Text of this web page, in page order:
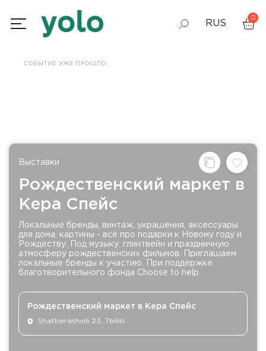
RUS
0
СОБЫТИЕ УЖЕ ПРОШЛО
Выставки
Рождественский маркет в
Кера Спейс
Локальные бренды, винтаж, украшения, аксессуары
для дома, картины - всё про подарки к Новому году и
Рождеству. Под музыку, глинтвейн и праздничную
атмосферу рождественских фильмов. Приглашаем
локальные бренды к участию. При поддержке
благотворительного фонда Choose to help.
Рождественский маркет в Кера Спейс
Shatberashvili 23, Tbilisi